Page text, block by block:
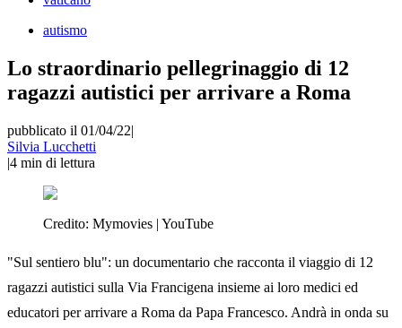
autismo
Lo straordinario pellegrinaggio di 12
ragazzi autistici per arrivare a Roma
pubblicato il 01/04/22|
Silvia Lucchetti
|4 min di lettura
Credito: Mymovies | YouTube
"Sul sentiero blu": un documentario che racconta il viaggio di 12
ragazzi autistici sulla Via Francigena insieme ai loro medici ed
educatori per arrivare a Roma da Papa Francesco. Andrà in onda su